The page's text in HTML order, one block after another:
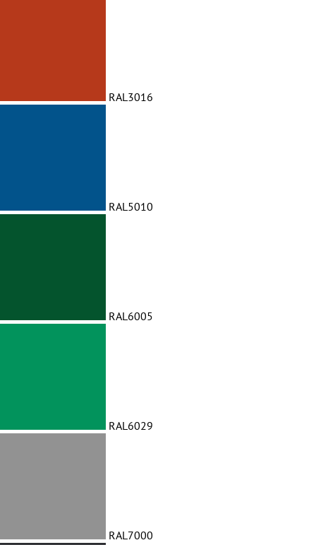
RAL3016
RAL5010
RAL6005
RAL6029
RAL7000